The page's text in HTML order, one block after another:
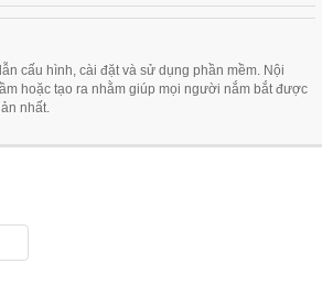
cấu hình, cài đặt và sử dụng phần mềm. Nội
hoặc tạo ra nhằm giúp mọi người nắm bắt được
nhất.